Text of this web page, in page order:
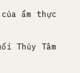
ẩm thực
Thủy Tâm